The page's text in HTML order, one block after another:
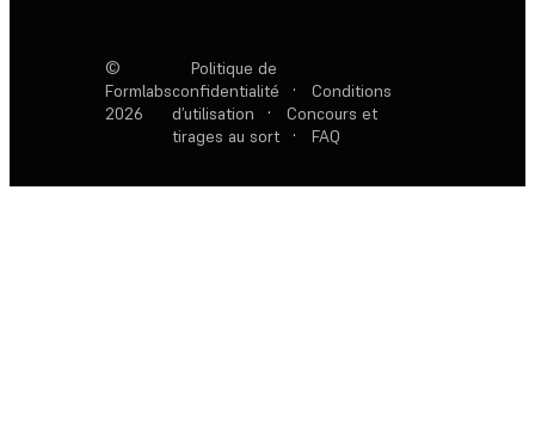
©
Formlabs
2026
Politique de
confidentialité
·
Conditions
d’utilisation
·
Concours et
tirages au sort
· FAQ